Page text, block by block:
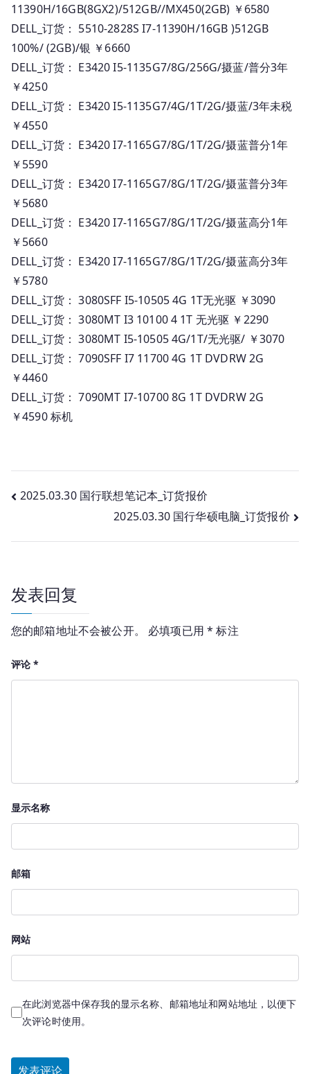
11390H/16GB(8GX2)/512GB//MX450(2GB) ￥6580
DELL_订货： 5510-2828S I7-11390H/16GB )512GB
100%/ (2GB)/银 ￥6660
DELL_订货： E3420 I5-1135G7/8G/256G/摄蓝/普分3年
￥4250
DELL_订货： E3420 I5-1135G7/4G/1T/2G/摄蓝/3年未税
￥4550
DELL_订货： E3420 I7-1165G7/8G/1T/2G/摄蓝普分1年
￥5590
DELL_订货： E3420 I7-1165G7/8G/1T/2G/摄蓝普分3年
￥5680
DELL_订货： E3420 I7-1165G7/8G/1T/2G/摄蓝高分1年
￥5660
DELL_订货： E3420 I7-1165G7/8G/1T/2G/摄蓝高分3年
￥5780
DELL_订货： 3080SFF I5-10505 4G 1T无光驱 ￥3090
DELL_订货： 3080MT I3 10100 4 1T 无光驱 ￥2290
DELL_订货： 3080MT I5-10505 4G/1T/无光驱/ ￥3070
DELL_订货： 7090SFF I7 11700 4G 1T DVDRW 2G
￥4460
DELL_订货： 7090MT I7-10700 8G 1T DVDRW 2G
￥4590 标机
文
航
2025.03.30 国行联想笔记本_订货报价
2025.03.30 国行华硕电脑_订货报价
发表回复
您的邮箱地址不会被公开。 必填项已用* 标注
评论*
显示名称
邮箱
网站
在此浏览器中保存我的显示名称、邮箱地址和网站地址，以便下
次评论时使用。